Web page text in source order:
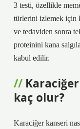
3 testi, özellikle
türlerini izlemek için
ve tedaviden sonra
proteinini kana
kabul edilir.
kaç olur?
Karaciğer kanseri